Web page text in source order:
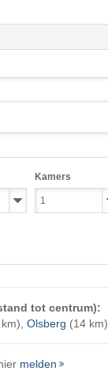
Kamers
tot centrum):
Olsberg (14 km)
melden